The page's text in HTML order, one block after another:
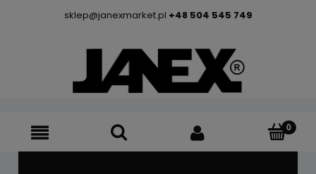
sklep@janexmarket.pl +48 504 545 749